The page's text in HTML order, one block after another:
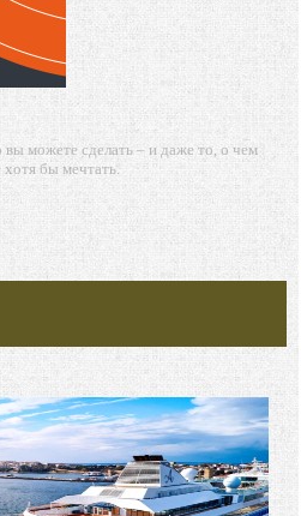
вы можете сделать – и даже то, о чем
бы мечтать.
— начало всего. И мыслями можно
дело совершенствования: работать над
мыслями.
к мечте. Живите той жизнью,
самый пугающий — самолюбование.
хорошим советом, это пропустить его
полезен никому, кроме того, кто его
дал.
не люблю, когда их дают мне.